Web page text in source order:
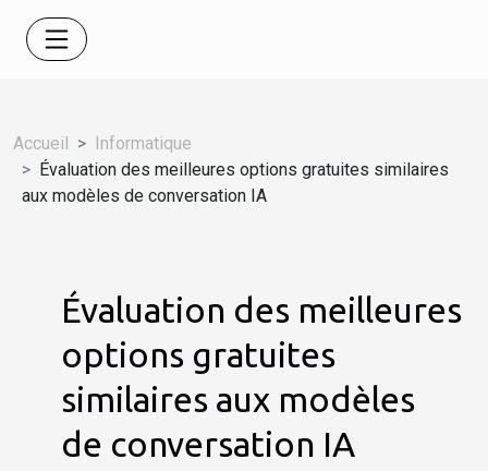
Accueil
Informatique
Évaluation des meilleures options gratuites similaires
aux modèles de conversation IA
Évaluation des meilleures
options gratuites
similaires aux modèles
de conversation IA